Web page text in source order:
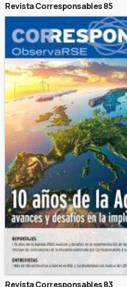
Revista Corresponsables 85
Revista Corresponsables 83